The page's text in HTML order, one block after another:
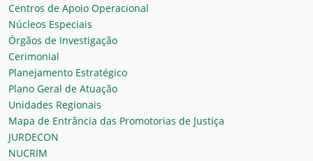
Centros de Apoio Operacional
Núcleos Especiais
Órgãos de Investigação
Cerimonial
Planejamento Estratégico
Plano Geral de Atuação
Unidades Regionais
Mapa de Entrância das Promotorias de Justiça
JURDECON
NUCRIM